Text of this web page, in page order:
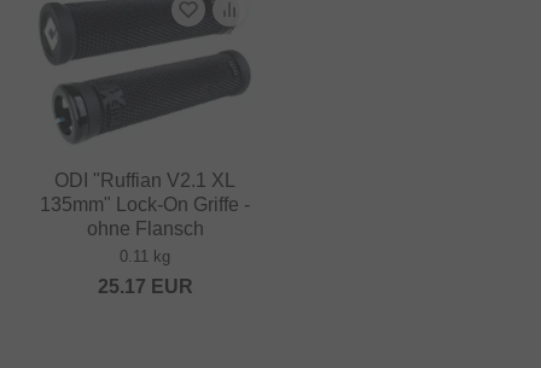
ODI "Ruffian V2.1 XL
135mm" Lock-On Griffe -
ohne Flansch
0.11 kg
25.17 EUR